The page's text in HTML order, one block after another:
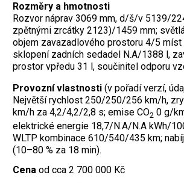
Rozměry a hmotnosti
Rozvor náprav 3069 mm, d/š/v 5139/
zpětnými zrcátky 2123)/1459 mm;
objem zavazadlového prostoru 4/5
sklopení zadních sedadel N.A/1388 l,
prostor vpředu 31 l, součinitel odporu
Provozní vlastnosti (v pořadí verzí,
Největší rychlost 250/250/256 km/h,
km/h za 4,2/4,2/2,8 s; emise CO2 0 g/
elektrické energie 18,7/N.A/N.A kWh/
WLTP kombinace 610/540/435 km;
(10–80 % za 18 min).
Cena od cca 2 700 000 Kč